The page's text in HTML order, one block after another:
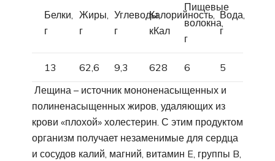
Белки,
г
Жиры,
г
Углеводы,
г
Калорийность,
кКал
Пищевые
волокна,
г
Вода,
г
13 62,6 9,3 628 6
5
Лещина – источник мононенасыщенных и
полиненасыщенных жиров, удаляющих из
крови «плохой» холестерин. С этим продуктом
организм получает незаменимые для сердца
и сосудов калий, магний, витамин E, группы B,